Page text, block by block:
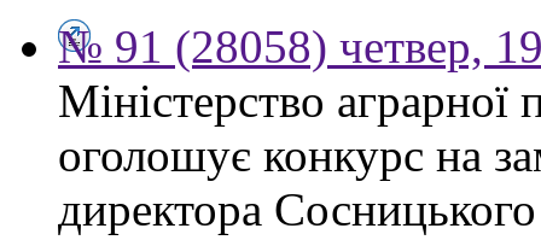
№ 91 (28058) четвер,
Міністерство аграрної
оголошує конкурс на
директора Сосницького